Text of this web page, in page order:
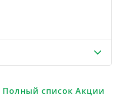
Полный список Акции